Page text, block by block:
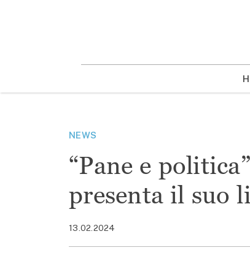
NEWS
“Pane e
presenta il suo
13.02.2024